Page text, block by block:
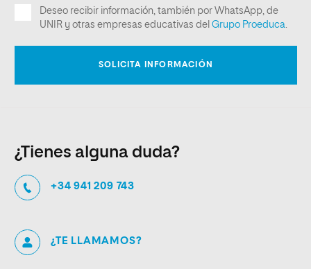
¿Tienes alguna duda?
+34 941 209 743
¿TE LLAMAMOS?